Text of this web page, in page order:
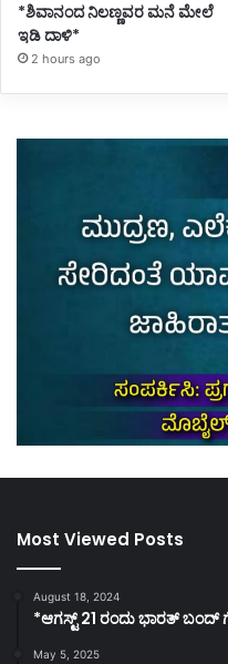
*ಶಿವಾನಂದ ನಿಲಣ್ಣವರ ಮನೆ ಮೇಲೆ
ಇಡಿ ದಾಳಿ*
2 hours ago
Most Viewed Posts
August 18, 2024
*ಆಗಸ್ಟ್ 21 ರಂದು ಭಾರತ್‌ ಬಂದ್‌
May 5, 2025